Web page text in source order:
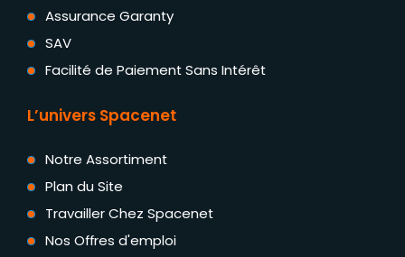
Assurance Garanty
SAV
Facilité de Paiement Sans Intérêt
L’univers Spacenet
Notre Assortiment
Plan du Site
Travailler Chez Spacenet
Nos Offres d'emploi